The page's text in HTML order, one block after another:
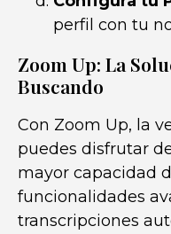
perfil con tu
Zoom Up: La
Buscando
Con Zoom Up, la
puedes disfrutar
mayor capacidad
funcionalidades
transcripciones